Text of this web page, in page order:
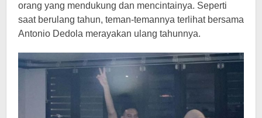
orang yang mendukung dan mencintainya. Seperti
saat berulang tahun, teman-temannya terlihat bersama
Antonio Dedola merayakan ulang tahunnya.